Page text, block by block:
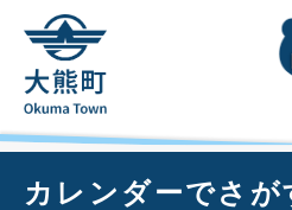
頭
メニューを飛ば
カレンダーでさが